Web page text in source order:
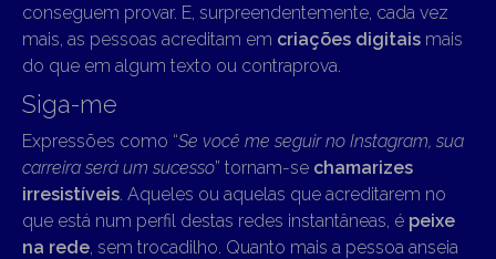
conseguem provar. E, surpreendentemente, cada vez
mais, as pessoas acreditam em criações digitais mais
do que em algum texto ou contraprova.
Siga-me
Expressões como “Se você me seguir no Instagram, sua
carreira será um sucesso” tornam-se chamarizes
irresistíveis . Aqueles ou aquelas que acreditarem no
que está num perfil destas redes instantâneas, é peixe
na rede , sem trocadilho. Quanto mais a pessoa anseia